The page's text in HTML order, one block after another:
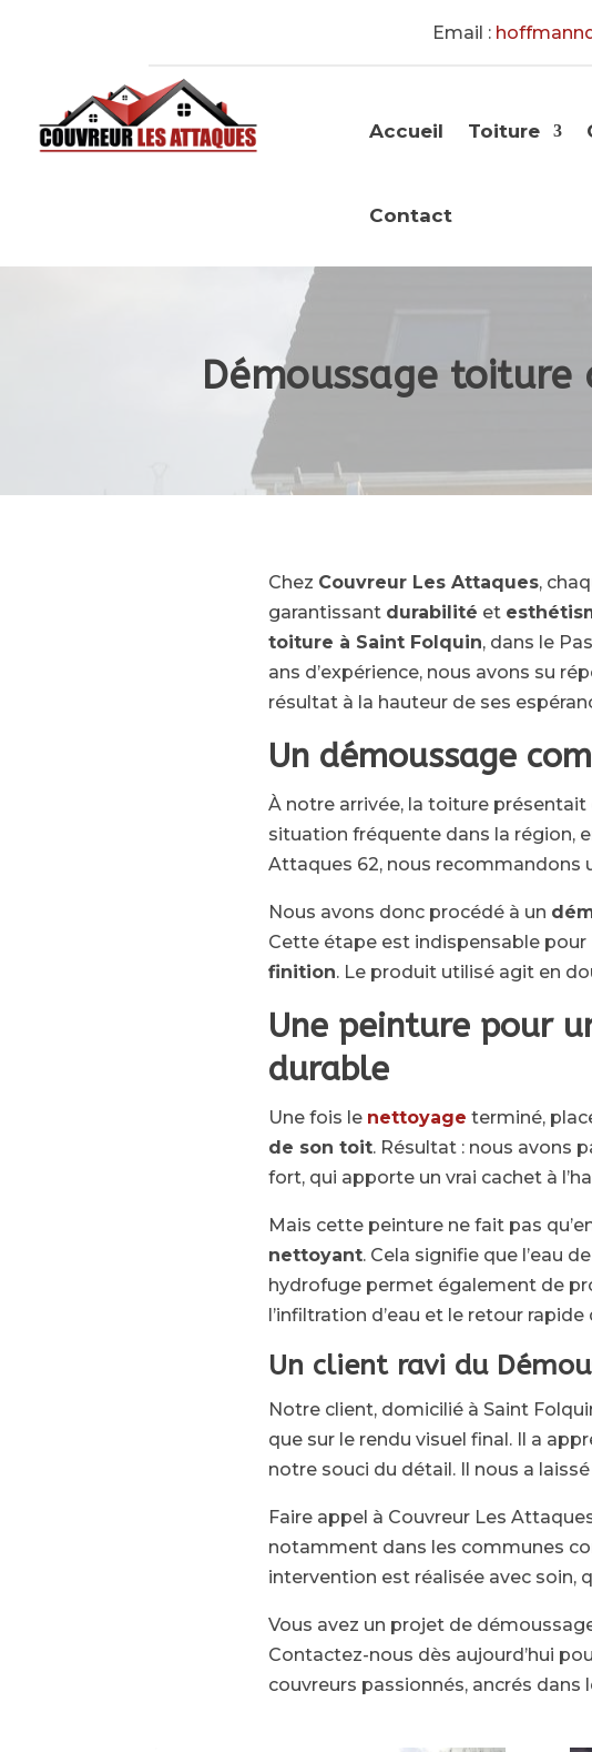
Email :
Accueil Toiture
Contact
Démoussage
Chez Couvreur Les Attaques,
garantissant durabilité et
toiture à Saint Folquin, dans le
ans d’expérience, nous avons su
résultat à la hauteur de ses
Un démoussage
À notre arrivée, la toiture
situation fréquente dans la région,
Attaques 62, nous recommandons
Nous avons donc procédé à un
Cette étape est indispensable pour
finition. Le produit utilisé agit en
Une peinture pour
durable
Une fois le nettoyage terminé,
de son toit. Résultat : nous avons
fort, qui apporte un vrai cachet à
Mais cette peinture ne fait pas
nettoyant. Cela signifie que l’eau
hydrofuge permet également de
l’infiltration d’eau et le retour
Un client ravi du
Notre client, domicilié à Saint
que sur le rendu visuel final. Il a
notre souci du détail. Il nous a laissé
Faire appel à Couvreur Les
notamment dans les communes
intervention est réalisée avec soin,
Vous avez un projet de
Contactez-nous dès aujourd’hui
couvreurs passionnés, ancrés